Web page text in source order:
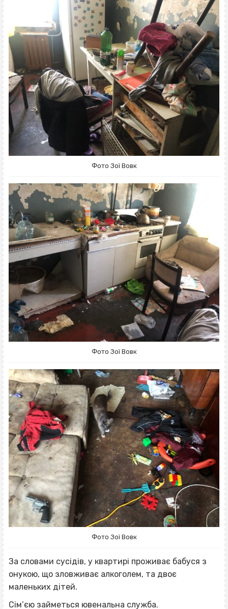
Фото Зої Вовк
Фото Зої Вовк
Фото Зої Вовк
За словами сусідів, у квартирі проживає бабуся з
онукою, що зловживає алкоголем, та двоє
маленьких дітей.
Сім’єю займеться ювенальна служба.